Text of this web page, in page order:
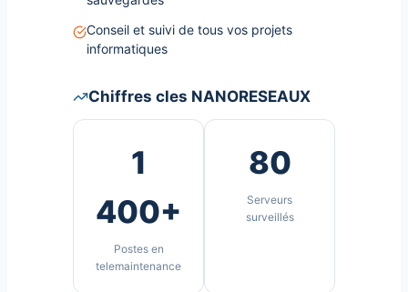
Conseil et suivi de tous vos projets
informatiques
Chiffres cles NANORESEAUX
1
400+
Postes en
telemaintenance
80
Serveurs
surveillés